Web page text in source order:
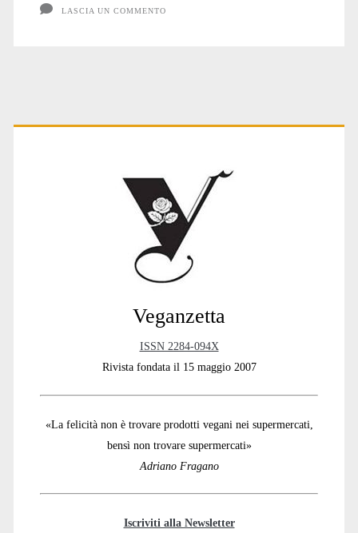
LASCIA UN COMMENTO
Primary
Veganzetta
ISSN 2284-094X
Rivista fondata il 15 maggio 2007
«La felicità non è trovare prodotti vegani nei supermercati,
bensì non trovare supermercati»
Adriano Fragano
Iscriviti alla Newsletter